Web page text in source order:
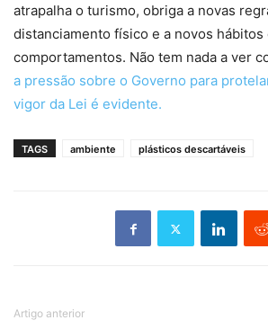
atrapalha o turismo, obriga a novas
distanciamento físico e a novos
comportamentos. Não tem nada a ver
a pressão sobre o Governo para
vigor da Lei é evidente.
TAGS ambiente plásticos descartáveis
Artigo anterior